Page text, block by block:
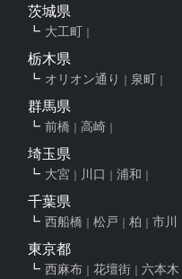
茨城県
大工町
栃木県
オリオン通り 泉町
群馬県
前橋 高崎
埼玉県
大宮 川口 浦和
千葉県
西船橋 松戸 柏 市川
東京都
西麻布 花壇街 六本木